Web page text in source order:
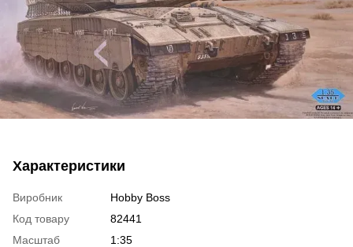
Характеристики
Виробник
Hobby Boss
Код товару
82441
Масштаб
1:35